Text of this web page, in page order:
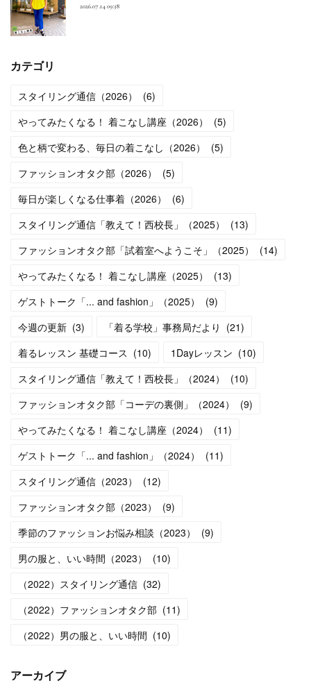
2026.07.14 09:38
カテゴリ
スタイリング通信（2026） (6)
やってみたくなる！ 着こなし講座（2026）
(5)
色と柄で変わる、毎日の着こなし（2026）
(5)
ファッションオタク部（2026）
(5)
毎日が楽しくなる仕事着（2026）
(6)
スタイリング通信「教えて！西校長」（2025）
(13)
ファッションオタク部「試着室へようこそ」（2025）
(14)
やってみたくなる！ 着こなし講座（2025）
(13)
ゲストトーク「... and fashion」（2025）
(9)
今週の更新 (3) 「着る学校」事務局だより (21)
着るレッスン 基礎コース (10) 1Dayレッスン (10)
スタイリング通信「教えて！西校長」（2024）
(10)
ファッションオタク部「コーデの裏側」（2024）
(9)
やってみたくなる！ 着こなし講座（2024）
(11)
ゲストトーク「... and fashion」（2024）
(11)
スタイリング通信（2023）
(12)
ファッションオタク部（2023）
(9)
季節のファッションお悩み相談（2023）
(9)
男の服と、いい時間（2023）
(10)
（2022）スタイリング通信 (32)
（2022）ファッションオタク部 (11)
（2022）男の服と、いい時間 (10)
アーカイブ